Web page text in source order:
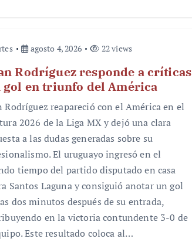
agosto 4, 2026 22 views
Rodríguez responde a críticas
gol en triunfo del América
Rodríguez reapareció con el América en el
2026 de la Liga MX y dejó una clara
a las dudas generadas sobre su
El uruguayo ingresó en el
tiempo del partido disputado en casa
Santos Laguna y consiguió anotar un gol
dos minutos después de su entrada,
en la victoria contundente 3-0 de
Este resultado coloca al…